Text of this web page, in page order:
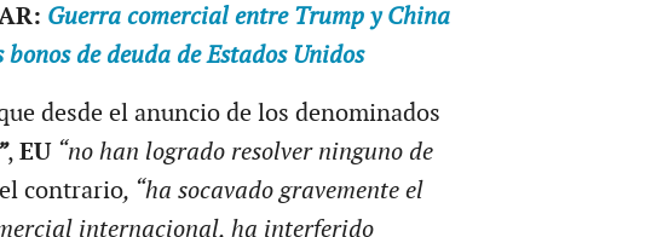
Guerra comercial entre Trump y China
de deuda de Estados Unidos
desde el anuncio de los denominados
, EU “no han logrado resolver ninguno de
contrario, “ha socavado gravemente el
internacional, ha interferido